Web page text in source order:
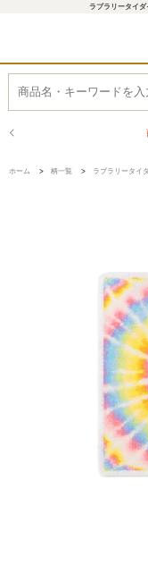
ラブラリータイ
ホーム > 柄一覧 > ラブラリータイ